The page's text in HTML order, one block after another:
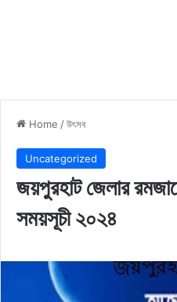
Home /উৎসব
Uncategorized
জয়পুরহাট জেলার
সময়সূচী ২০২৪